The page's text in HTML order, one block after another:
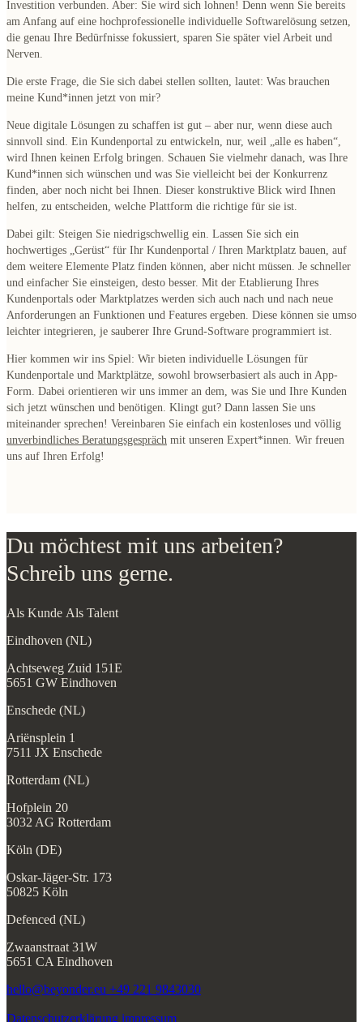
Investition verbunden. Aber: Sie wird sich lohnen! Denn wenn Sie bereits
am Anfang auf eine hochprofessionelle individuelle Softwarelösung setzen,
die genau Ihre Bedürfnisse fokussiert, sparen Sie später viel Arbeit und
Nerven.
Die erste Frage, die Sie sich dabei stellen sollten, lautet: Was brauchen
meine Kund*innen jetzt von mir?
Neue digitale Lösungen zu schaffen ist gut – aber nur, wenn diese auch
sinnvoll sind. Ein Kundenportal zu entwickeln, nur, weil „alle es haben“,
wird Ihnen keinen Erfolg bringen. Schauen Sie vielmehr danach, was Ihre
Kund*innen sich wünschen und was Sie vielleicht bei der Konkurrenz
finden, aber noch nicht bei Ihnen . Dieser konstruktive Blick wird Ihnen
helfen, zu entscheiden, welche Plattform die richtige für sie ist.
Dabei gilt: Steigen Sie niedrigschwellig ein. Lassen Sie sich ein
hochwertiges „Gerüst“ für Ihr Kundenportal / Ihren Marktplatz bauen, auf
dem weitere Elemente Platz finden können, aber nicht müssen. Je schneller
und einfacher Sie einsteigen, desto besser. Mit der Etablierung Ihres
Kundenportals oder Marktplatzes werden sich auch nach und nach neue
Anforderungen an Funktionen und Features ergeben. Diese können sie umso
leichter integrieren, je sauberer Ihre Grund-Software programmiert ist.
Hier kommen wir ins Spiel: Wir bieten individuelle Lösungen für
Kundenportale und Marktplätze , sowohl browserbasiert als auch in App-
Form . Dabei orientieren wir uns immer an dem, was Sie und Ihre Kunden
sich jetzt wünschen und benötigen. Klingt gut? Dann lassen Sie uns
miteinander sprechen! Vereinbaren Sie einfach ein kostenloses und völlig
unverbindliches Beratungsgespräch mit unseren Expert*innen. Wir freuen
uns auf Ihren Erfolg!
Du möchtest mit uns arbeiten?
Schreib uns gerne.
Als Kunde Als Talent
Eindhoven (NL)
Achtseweg Zuid 151E
5651 GW Eindhoven
Enschede (NL)
Ariënsplein 1
7511 JX Enschede
Rotterdam (NL)
Hofplein 20
3032 AG Rotterdam
Köln (DE)
Oskar-Jäger-Str. 173
50825 Köln
Defenced (NL)
Zwaanstraat 31W
5651 CA Eindhoven
hello@beyonder.eu +49 221 9843030
Datenschutzerklärung impressum